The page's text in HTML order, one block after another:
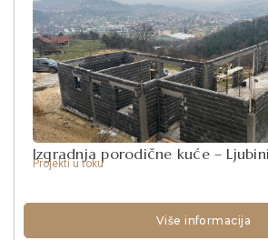
Izgradnja porodične kuće –
Projekti u toku
Više informacija